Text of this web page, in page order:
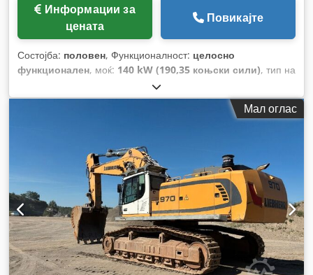
цената
Повикајте
Состојба: половен, Функционалност: целосно
функционален, моќ: 140 kW (190,35 коњски сили), тип на
портокалова
кг, Година на изградба:2021, работни часови:5.800 h,
брзо-заменлив уред, камера за возењеМал оглас